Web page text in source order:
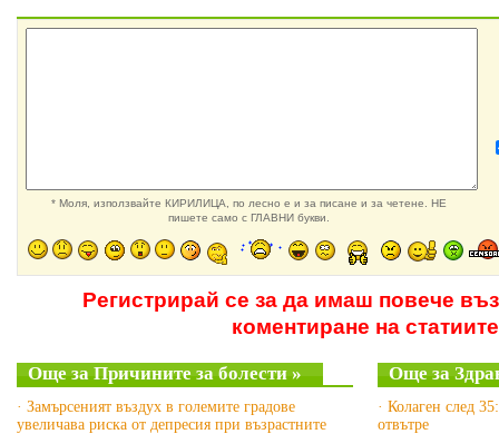
* Моля, използвайте КИРИЛИЦА, по лесно е и за писане и за четене. НЕ
пишете само с ГЛАВНИ букви.
Регистрирай се за да имаш повече
коментиране на статиите
Още за Причините за болести »
· Замърсеният въздух в големите градове
увеличава риска от депресия при възрастните
Още за
· Колаген след
отвътре